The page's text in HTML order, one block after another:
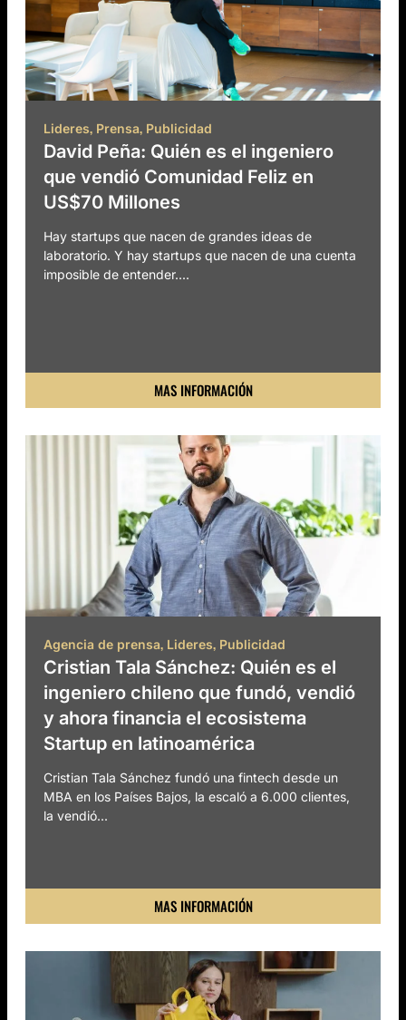
Lideres, Prensa, Publicidad
David Peña: Quién es el ingeniero
que vendió Comunidad Feliz en
US$70 Millones
Hay startups que nacen de grandes ideas de
laboratorio. Y hay startups que nacen de una cuenta
imposible de entender....
MAS INFORMACIÓN
Agencia de prensa, Lideres, Publicidad
Cristian Tala Sánchez: Quién es el
ingeniero chileno que fundó, vendió
y ahora financia el ecosistema
Startup en latinoamérica
Cristian Tala Sánchez fundó una fintech desde un
MBA en los Países Bajos, la escaló a 6.000 clientes,
la vendió...
MAS INFORMACIÓN